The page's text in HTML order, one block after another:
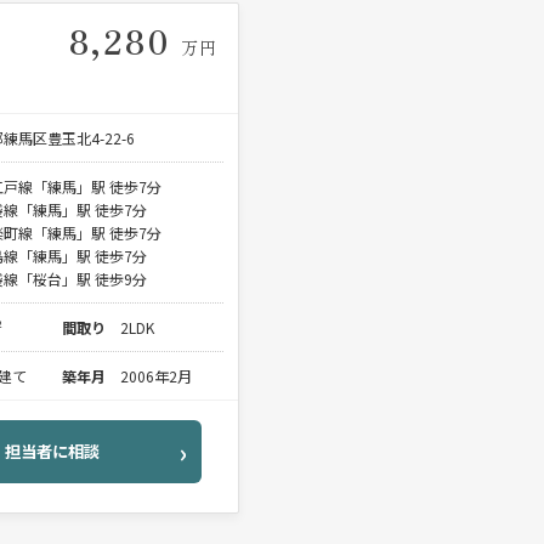
8,280 万円
馬区豊玉北4-22-6
線「練馬」駅 徒歩7分
「練馬」駅 徒歩7分
線「練馬」駅 徒歩7分
「練馬」駅 徒歩7分
「桜台」駅 徒歩9分
間取り 2LDK
て 築年月 2006年2月
担当者に相談